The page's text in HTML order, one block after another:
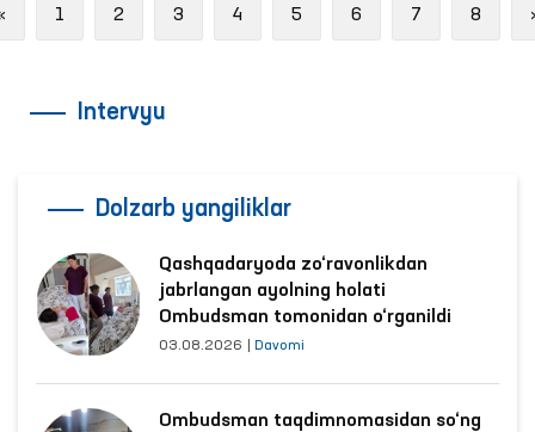
Previous
1 2 3 4 5 6 7 8
Intervyu
Dolzarb yangiliklar
Qashqadaryoda zo‘ravonlikdan
jabrlangan ayolning holati
Ombudsman tomonidan o‘rganildi
03.08.2026 Davomi
Ombudsman taqdimnomasidan so‘ng